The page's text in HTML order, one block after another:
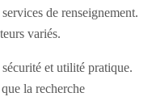
de renseignement.
variés.
et utilité pratique.
la recherche